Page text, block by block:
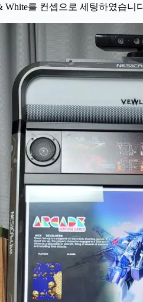
White를 컨셉으로 세팅하였습니